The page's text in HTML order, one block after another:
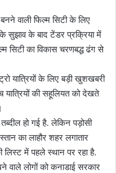
वाली फिल्म सिटी के लिए
सुझाव के बाद टेंडर प्रक्रिया में
सिटी का विकास चरणबद्ध ढंग से
यात्रियों के लिए बड़ी खुशखबरी
की सहूलियत को देखते
हो गई है. लेकिन पड़ोसी
का लाहौर शहर लगातार
लिस्ट में पहले स्थान पर रहा है.
वाले लोगों को कनाडाई सरकार